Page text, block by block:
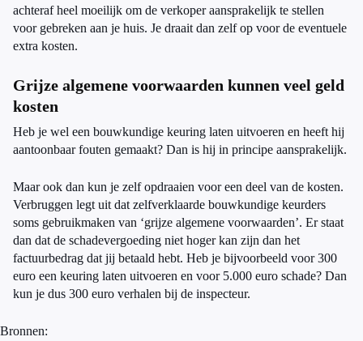
achteraf heel moeilijk om de verkoper aansprakelijk te stellen
voor gebreken aan je huis. Je draait dan zelf op voor de eventuele
extra kosten.
Grijze algemene voorwaarden kunnen veel geld
kosten
Heb je wel een bouwkundige keuring laten uitvoeren en heeft hij
aantoonbaar fouten gemaakt? Dan is hij in principe aansprakelijk.
Maar ook dan kun je zelf opdraaien voor een deel van de kosten.
Verbruggen legt uit dat zelfverklaarde bouwkundige keurders
soms gebruikmaken van ‘grijze algemene voorwaarden’. Er staat
dan dat de schadevergoeding niet hoger kan zijn dan het
factuurbedrag dat jij betaald hebt. Heb je bijvoorbeeld voor 300
euro een keuring laten uitvoeren en voor 5.000 euro schade? Dan
kun je dus 300 euro verhalen bij de inspecteur.
Bronnen: